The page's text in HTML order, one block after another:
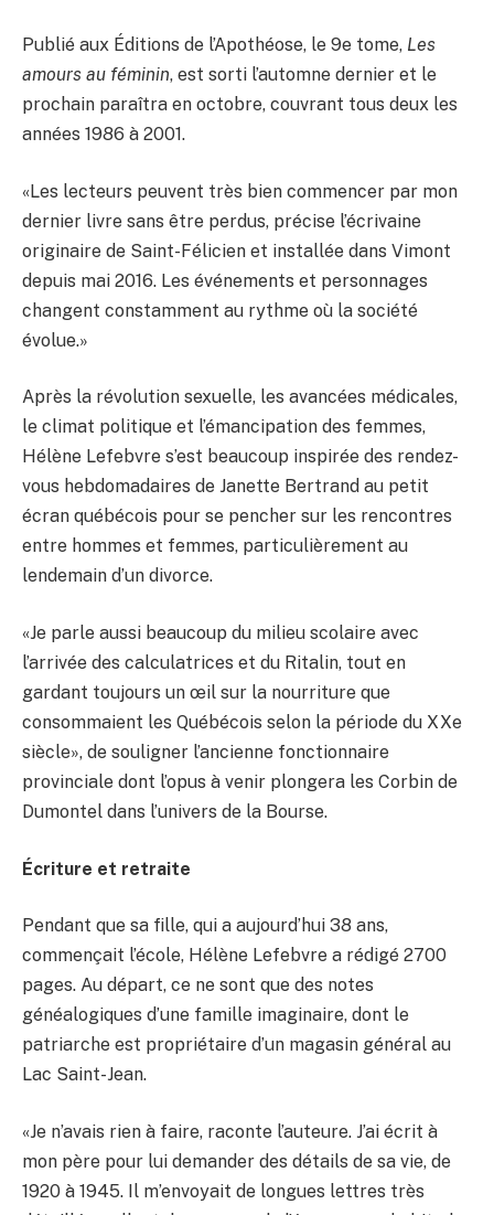
Publié aux Éditions de l’Apothéose, le 9e tome, Les
amours au féminin, est sorti l’automne dernier et le
prochain paraîtra en octobre, couvrant tous deux les
années 1986 à 2001.
«Les lecteurs peuvent très bien commencer par mon
dernier livre sans être perdus, précise l’écrivaine
originaire de Saint-Félicien et installée dans Vimont
depuis mai 2016. Les événements et personnages
changent constamment au rythme où la société
évolue.»
Après la révolution sexuelle, les avancées médicales,
le climat politique et l’émancipation des femmes,
Hélène Lefebvre s’est beaucoup inspirée des rendez-
vous hebdomadaires de Janette Bertrand au petit
écran québécois pour se pencher sur les rencontres
entre hommes et femmes, particulièrement au
lendemain d’un divorce.
«Je parle aussi beaucoup du milieu scolaire avec
l’arrivée des calculatrices et du Ritalin, tout en
gardant toujours un œil sur la nourriture que
consommaient les Québécois selon la période du XXe
siècle», de souligner l’ancienne fonctionnaire
provinciale dont l’opus à venir plongera les Corbin de
Dumontel dans l’univers de la Bourse.
Écriture et retraite
Pendant que sa fille, qui a aujourd’hui 38 ans,
commençait l’école, Hélène Lefebvre a rédigé 2700
pages. Au départ, ce ne sont que des notes
généalogiques d’une famille imaginaire, dont le
patriarche est propriétaire d’un magasin général au
Lac Saint-Jean.
«Je n’avais rien à faire, raconte l’auteure. J’ai écrit à
mon père pour lui demander des détails de sa vie, de
1920 à 1945. Il m’envoyait de longues lettres très